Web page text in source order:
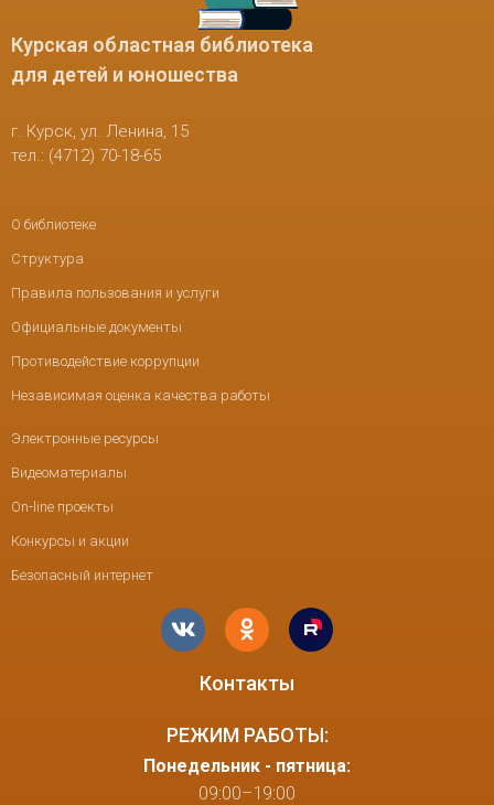
Курская областная библиотека
для детей и юношества
г. Курск, ул. Ленина, 15
тел.: (4712) 70-18-65
О библиотеке
Структура
Правила пользования и услуги
Официальные документы
Противодействие коррупции
Независимая оценка качества работы
Электронные ресурсы
Видеоматериалы
On-line проекты
Конкурсы и акции
Безопасный интернет
Контакты
РЕЖИМ РАБОТЫ:
Понедельник - пятница:
09:00–19:00